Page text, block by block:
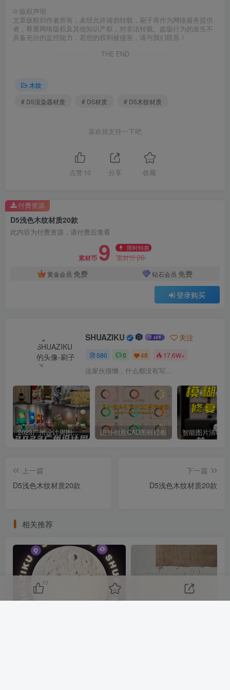
© 版权声明
文章版权归作者所有，未经允许请勿转载，刷子库作为网络服务提供
者，尊重网络版权及其他知识产权，对非法转载、盗版行为的发生不
具备充分的监控能力，若您的权利被侵害，请与我们联系！
THE END
木纹
# D5渲染器材质
# D5材质 # D5木纹材质
喜欢就支持一下吧
点赞 10 分享 收藏
D5浅色木纹材质20款
此内容为付费资源，请付费后查看
素材币 9 限时特惠
素材币20
黄金会员 免费 钻石会员 免费
登录购买
付费资源
SHUAZIKU 关注
580 0 48 17.6W+
这家伙很懒，什么都没有写...
2023广州设计周图集更新至8000多张高清图+联系方式 国外创意CAD图框模板
上一篇
D5浅色木纹材质20款
下一篇
D5浅色木纹材质20款
相关推荐
10